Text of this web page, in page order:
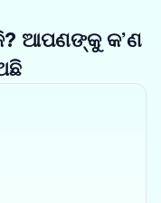
ଆପଣଙ୍କୁ କ’ଣ